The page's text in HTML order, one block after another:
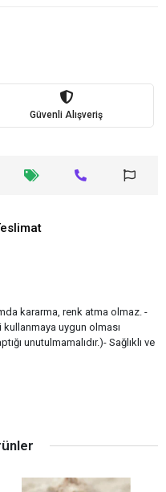
Güvenli Alışveriş
kararma, renk atma olmaz. -
uygun olması
unutulmamalıdır.)- Sağlıklı ve